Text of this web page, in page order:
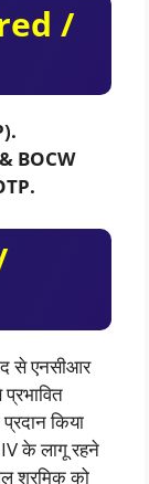
/
BOCW
से एनसीआर
प्रभावित
प्रदान किया
IV के लागू रहने
श्रमिक को